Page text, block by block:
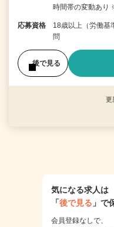
時間帯の変動あ
応募資格
18歳以上（労働基
問
後で見る
更
気になる求人は
「後で見る 」で
会員登録なしで、